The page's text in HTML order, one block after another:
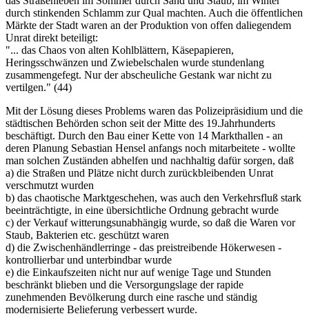
durch stinkenden Schlamm zur Qual machten. Auch die öffentlichen
Märkte der Stadt waren an der Produktion von offen daliegendem
Unrat direkt beteiligt:
"... das Chaos von alten Kohlblättern, Käsepapieren,
Heringsschwänzen und Zwiebelschalen wurde stundenlang
zusammengefegt. Nur der abscheuliche Gestank war nicht zu
vertilgen." (44)
Mit der Lösung dieses Problems waren das Polizeipräsidium und die
städtischen Behörden schon seit der Mitte des 19.Jahrhunderts
beschäftigt. Durch den Bau einer Kette von 14 Markthallen - an
deren Planung Sebastian Hensel anfangs noch mitarbeitete - wollte
man solchen Zuständen abhelfen und nachhaltig dafür sorgen, daß
a) die Straßen und Plätze nicht durch zurückbleibenden Unrat
verschmutzt wurden
b) das chaotische Marktgeschehen, was auch den Verkehrsfluß stark
beeinträchtigte, in eine übersichtliche Ordnung gebracht wurde
c) der Verkauf witterungsunabhängig wurde, so daß die Waren vor
Staub, Bakterien etc. geschützt waren
d) die Zwischenhändlerringe - das preistreibende Hökerwesen -
kontrollierbar und unterbindbar wurde
e) die Einkaufszeiten nicht nur auf wenige Tage und Stunden
beschränkt blieben und die Versorgungslage der rapide
zunehmenden Bevölkerung durch eine rasche und ständig
modernisierte Belieferung verbessert wurde.